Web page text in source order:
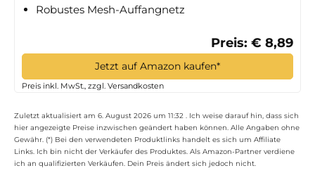
Robustes Mesh-Auffangnetz
Preis: € 8,89
Jetzt auf Amazon kaufen*
Preis inkl. MwSt., zzgl. Versandkosten
Zuletzt aktualisiert am 6. August 2026 um 11:32 . Ich weise darauf hin, dass sich
hier angezeigte Preise inzwischen geändert haben können. Alle Angaben ohne
Gewähr. (*) Bei den verwendeten Produktlinks handelt es sich um Affiliate
Links. Ich bin nicht der Verkäufer des Produktes. Als Amazon-Partner verdiene
ich an qualifizierten Verkäufen. Dein Preis ändert sich jedoch nicht.